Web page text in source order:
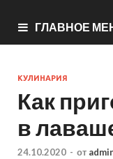
ГЛАВНОЕ
КУЛИНАРИЯ
Как
в
24.10.2020 - от